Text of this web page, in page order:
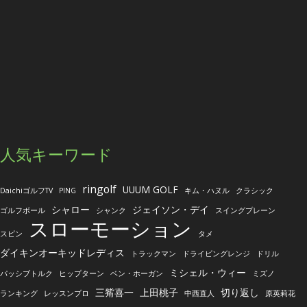
人気キーワード
DaichiゴルフTV PING ringolf UUUM GOLF キム・ハヌル クラシック
ゴルフボール シャロー シャンク ジェイソン・デイ スイングプレーン
スピン スローモーション タメ
ダイキンオーキッドレディス トラックマン ドライビングレンジ ドリル
パッシブトルク ヒップターン ベン・ホーガン ミシェル・ウィー ミズノ
ランキング レッスンプロ 三觜喜一 上田桃子 中西直人 切り返し 原英莉花